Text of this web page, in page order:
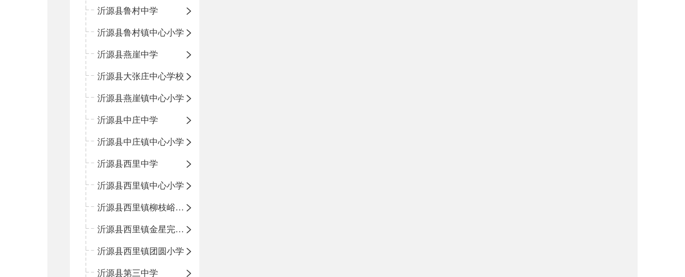
沂源县鲁村中学
沂源县鲁村镇中心小学
沂源县燕崖中学
沂源县大张庄中心学校
沂源县燕崖镇中心小学
沂源县中庄中学
沂源县中庄镇中心小学
沂源县西里中学
沂源县西里镇中心小学
沂源县西里镇柳枝峪回民小学
沂源县西里镇金星完全小学
沂源县西里镇团圆小学
沂源县第三中学